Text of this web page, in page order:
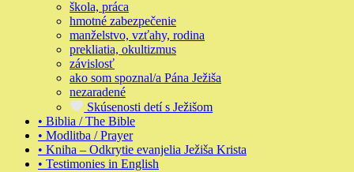
škola, práca
hmotné zabezpečenie
manželstvo, vzťahy, rodina
prekliatia, okultizmus
závislosť
ako som spoznal/a Pána Ježiša
nezaradené
Skúsenosti detí s Ježišom
• Biblia / The Bible
• Modlitba / Prayer
• Kniha – Odkrytie evanjelia Ježiša Krista
• Testimonies in English